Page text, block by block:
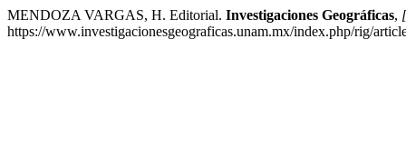
MENDOZA VARGAS, H. Editorial. Investigaciones Geográficas,
https://www.investigacionesgeograficas.unam.mx/index.php/rig/